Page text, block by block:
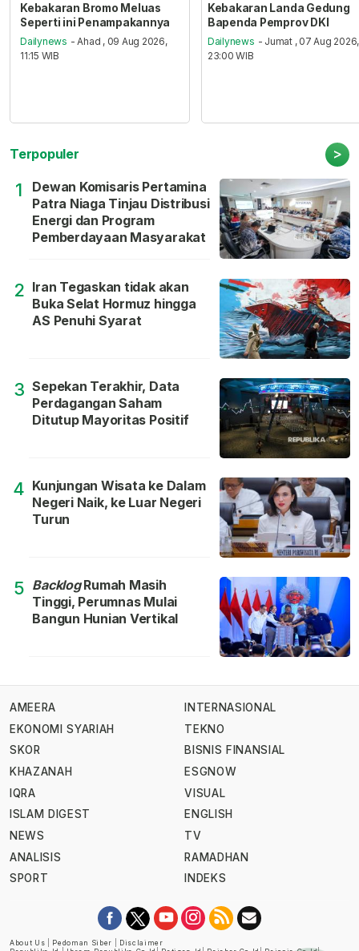
Kebakaran Bromo Meluas
Seperti ini Penampakannya
Dailynews - Ahad , 09 Aug 2026,
11:15 WIB
Kebakaran Landa Gedung
Bapenda Pemprov DKI
Dailynews - Jumat , 07 Aug 2026,
23:00 WIB
Terpopuler >
1
Dewan Komisaris Pertamina
Patra Niaga Tinjau Distribusi
Energi dan Program
Pemberdayaan Masyarakat
2 Iran Tegaskan tidak akan
Buka Selat Hormuz hingga
AS Penuhi Syarat
3 Sepekan Terakhir, Data
Perdagangan Saham
Ditutup Mayoritas Positif
4 Kunjungan Wisata ke Dalam
Negeri Naik, ke Luar Negeri
Turun
5 BacklogRumah Masih
Tinggi, Perumnas Mulai
Bangun Hunian Vertikal
AMEERA
EKONOMI SYARIAH
SKOR
KHAZANAH
IQRA
ISLAM DIGEST
NEWS
ANALISIS
SPORT
INTERNASIONAL
TEKNO
BISNIS FINANSIAL
ESGNOW
VISUAL
ENGLISH
TV
RAMADHAN
INDEKS
About Us Pedoman Siber
Disclaimer